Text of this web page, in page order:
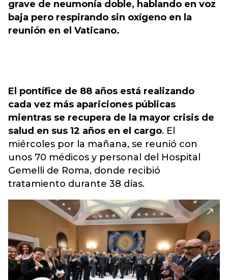
grave de neumonía doble, hablando en voz
baja pero respirando sin oxígeno en la
reunión en el Vaticano.
El pontífice de 88 años está realizando
cada vez más apariciones públicas
mientras se recupera de la mayor crisis de
salud en sus 12 años en el cargo. El
miércoles por la mañana, se reunió con
unos 70 médicos y personal del Hospital
Gemelli de Roma, donde recibió
tratamiento durante 38 días.